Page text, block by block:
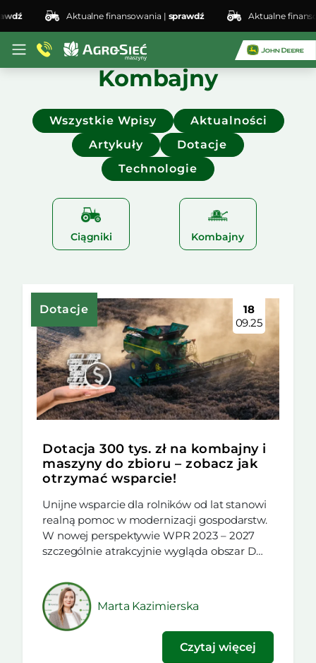
Aktualne finansowania | sprawdź Aktualne
Kombajny
Wszystkie Wpisy
Aktualności
Artykuły
Dotacje
Technologie
Ciągniki Kombajny
Dotacje
18
09.25
Dotacja 300 tys. zł na kombajny i
maszyny do zbioru – zobacz jak
otrzymać wsparcie!
Unijne wsparcie dla rolników od lat stanowi
realną pomoc w modernizacji gospodarstw.
W nowej perspektywie WPR 2023 – 2027
szczególnie atrakcyjnie wygląda obszar D
gospodarstwach rolnych zwiększające
konkurencyjność, w ramach którego można
otrzymać do 300 tys. zł dotacji na zakup
kombajnu lub innej maszyny do zbioru. To
duża szansa, by wymienić […]
Marta Kazimierska
Czytaj więcej